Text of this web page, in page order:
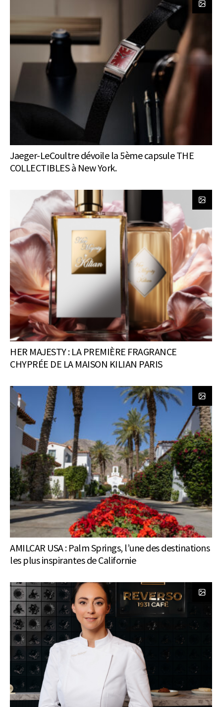
Jaeger-LeCoultre dévoile la 5ème capsule THE
COLLECTIBLES à New York.
HER MAJESTY : LA PREMIÈRE FRAGRANCE
CHYPRÉE DE LA MAISON KILIAN PARIS
AMILCAR USA : Palm Springs, l’une des destinations
les plus inspirantes de Californie